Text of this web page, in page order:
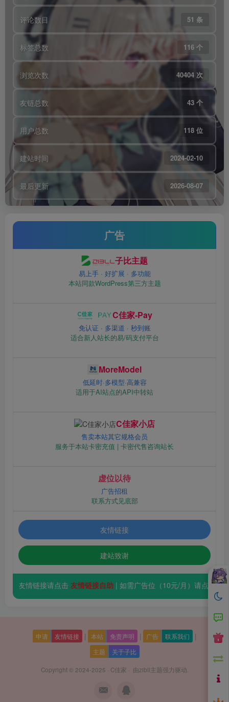
评论数目 51 条
标签总数 116 个
浏览次数 40404 次
友链总数 43 个
用户总数 118 位
建站时间 2024-02-10
最后更新 2026-08-07
广告
子比主题
易上手 · 好扩展 · 多功能
本站同款WordPress第三方主题
C佳家-Pay
免认证 · 多渠道 · 秒到账
适合新人站长的易/码支付平台
MoreModel
低延时·多模型·高兼容
适用于AI站点的API中转站
C佳家小店
售卖本站其它规格会员
服务于本站卡密充值 | 卡密代售咨询站长
虚位以待
广告招租
联系方式见底部
友情链接
建站致谢
友情链接请点击友情链接自助| 如需广告位（10元/月）请点击立即登
申请 友情链接 | 本站 免责声明 | 广告 联系我们 |
主题 关于子比
Copyright © 2024-2025 · C佳家 · 由zibll主题强力驱动.